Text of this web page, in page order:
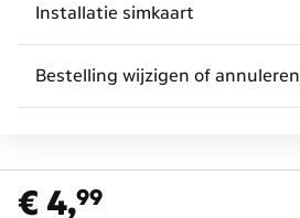
€ 4,
€ 4,99
99
Installatie simkaart
Bestelling wijzigen of annuleren